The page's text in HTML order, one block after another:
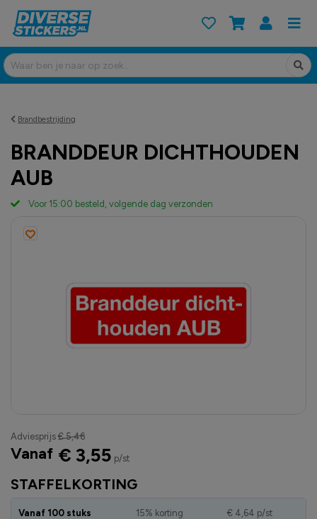
Brandbestrijding
BRANDDEUR DICHTHOUDEN
AUB
STAFFELKORTING
Vanaf 100 stuks 15% korting € 4,64 p/st
Adviesprijs € 5,46
Vanaf € 3,55 p/st
Voor 15:00 besteld, volgende dag verzonden